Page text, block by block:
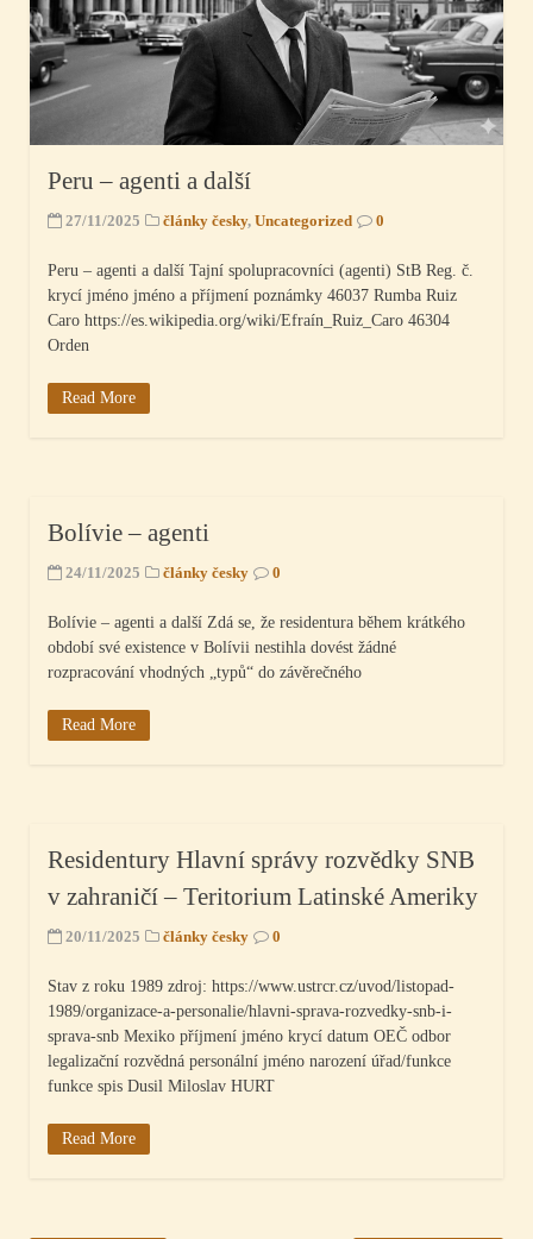
Peru – agenti a další
27/11/2025 články česky, Uncategorized 0
Peru – agenti a další Tajní spolupracovníci (agenti) StB Reg. č.
krycí jméno jméno a příjmení poznámky 46037 Rumba Ruiz
Caro https://es.wikipedia.org/wiki/Efraín_Ruiz_Caro 46304
Orden
Read More
Bolívie – agenti
24/11/2025 články česky 0
Bolívie – agenti a další Zdá se, že residentura během krátkého
období své existence v Bolívii nestihla dovést žádné
rozpracování vhodných „typů“ do závěrečného
Read More
Residentury Hlavní správy rozvědky SNB
v zahraničí – Teritorium Latinské Ameriky
20/11/2025 články česky 0
Stav z roku 1989 zdroj: https://www.ustrcr.cz/uvod/listopad-
1989/organizace-a-personalie/hlavni-sprava-rozvedky-snb-i-
sprava-snb Mexiko příjmení jméno krycí datum OEČ odbor
legalizační rozvědná personální jméno narození úřad/funkce
funkce spis Dusil Miloslav HURT
Read More